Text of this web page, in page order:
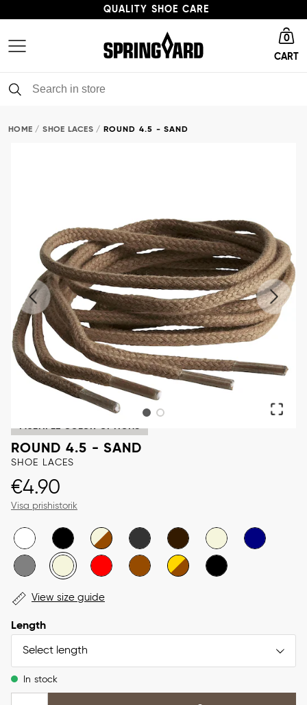
QUALITY SHOE CARE
HIGH ENVIRONMENTAL PROFILE
0
CART
HOME SHOE LACES ROUND 4.5 - SAND
ROUND 4.5 - SAND
SHOE LACES
Price :€4.90
€4.90
Visa prishistorik
View size guide
Length
Select length
In stock